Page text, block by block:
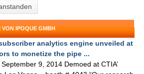
VON IPOQUE GMBH
analytics engine unveiled at
to monetize the pipe ...
9, 2014 Demoed at CTIA’